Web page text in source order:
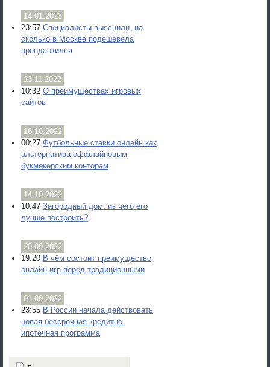
14.01.2023
23:57 Специалисты выяснили, на
сколько в Москве подешевела
аренда жилья
23.11.2022
10:32 О преимуществах игровых
сайтов
16.10.2022
00:27 Футбольные ставки онлайн как
альтернатива оффлайновым
букмекерским конторам
14.10.2022
10:47 Загородный дом: из чего его
лучше построить?
20.09.2022
19:20 В чём состоит преимущество
онлайн-игр перед традиционными
01.09.2022
23:55 В России начала действовать
новая бессрочная кредитно-
ипотечная программа